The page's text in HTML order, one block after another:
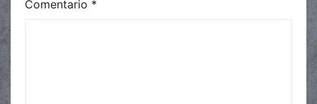
Comentario *